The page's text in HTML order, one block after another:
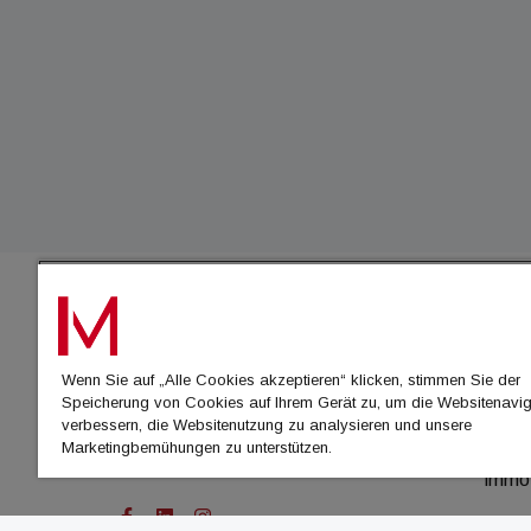
Wenn Sie auf „Alle Cookies akzeptieren“ klicken, stimmen Sie der
Speicherung von Cookies auf Ihrem Gerät zu, um die
verbessern, die Websitenutzung zu analysieren und unsere
Marketingbemühungen zu unterstützen.